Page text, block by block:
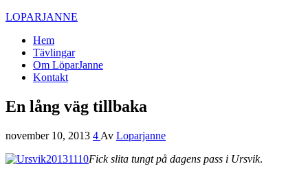
LOPARJANNE
Hem
Tävlingar
Om LöparJanne
Kontakt
En lång väg tillbaka
november 10, 2013 4 Av Loparjanne
Fick slita tungt på dagens pass i Ursvik.